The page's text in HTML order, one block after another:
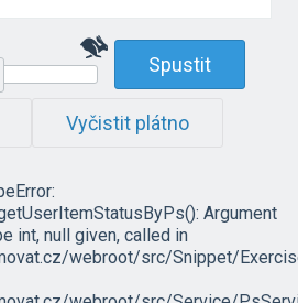
Spustit
Vyčistit plátno
Argument
int, null given, called in
webroot/src/Snippet/